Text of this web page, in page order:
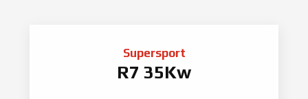
Supersport
R7 35Kw